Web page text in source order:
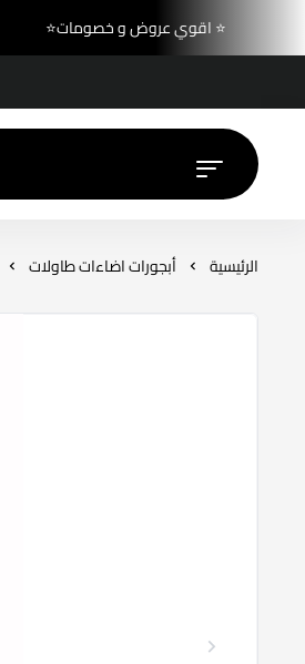
⭐ اقوي عروض و خصومات⭐
الرئيسية أبجورات اضاءات طاولات